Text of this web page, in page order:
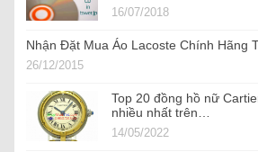
16/07/2018
Nhận Đặt Mua Áo Lacoste Chính Hãng
26/12/2015
Top 20 đồng hồ nữ
nhiều nhất trên…
14/05/2022